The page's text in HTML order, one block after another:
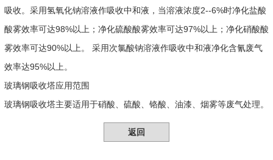
吸收。采用氢氧化钠溶液作吸收中和液，当溶液浓度2--6%时净化盐酸
酸雾效率可达98%以上；净化硫酸酸雾效率可达97%以上；净化硝酸酸
雾效率可达90%以上。 采用次氯酸钠溶液作吸收中和液净化含氰废气
效率达95%以上。
玻璃钢吸收塔应用范围
玻璃钢吸收塔主要适用于硝酸、硫酸、铬酸、油漆、烟雾等废气处理。
返回